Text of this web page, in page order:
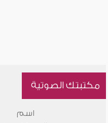
مكتبتك الصوتية
اسم